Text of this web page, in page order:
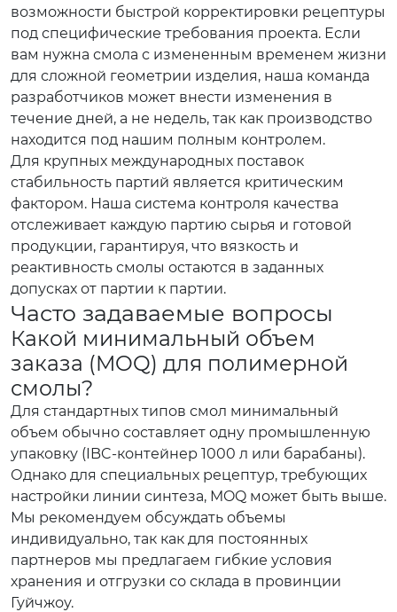
возможности быстрой корректировки рецептуры
под специфические требования проекта. Если
вам нужна смола с измененным временем жизни
для сложной геометрии изделия, наша команда
разработчиков может внести изменения в
течение дней, а не недель, так как производство
находится под нашим полным контролем.
Для крупных международных поставок
стабильность партий является критическим
фактором. Наша система контроля качества
отслеживает каждую партию сырья и готовой
продукции, гарантируя, что вязкость и
реактивность смолы остаются в заданных
допусках от партии к партии.
Часто задаваемые вопросы
Какой минимальный объем
заказа (MOQ) для полимерной
смолы?
Для стандартных типов смол минимальный
объем обычно составляет одну промышленную
упаковку (IBC-контейнер 1000 л или барабаны).
Однако для специальных рецептур, требующих
настройки линии синтеза, MOQ может быть выше.
Мы рекомендуем обсуждать объемы
индивидуально, так как для постоянных
партнеров мы предлагаем гибкие условия
хранения и отгрузки со склада в провинции
Гуйчжоу.